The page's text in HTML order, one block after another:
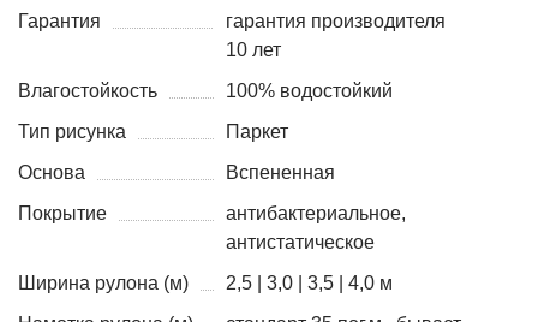
Гарантия
гарантия производителя
10 лет
Влагостойкость
100% водостойкий
Тип рисунка
Паркет
Основа
Вспененная
Покрытие
антибактериальное,
антистатическое
Ширина рулона (м)
2,5 | 3,0 | 3,5 | 4,0 м